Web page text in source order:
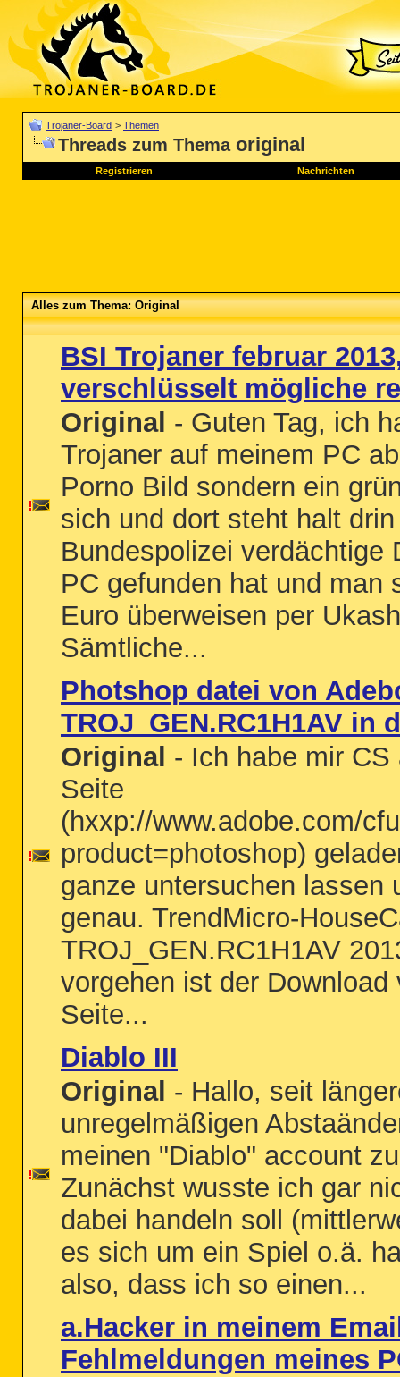
Trojaner-Board > Themen
Threads zum Thema original
Registrieren Nachrichten
Alles zum Thema: Original
BSI Trojaner februar
verschlüsselt mögliche
Original - Guten Tag, ich
Trojaner auf meinem PC
Porno Bild sondern ein
sich und dort steht halt
Bundespolizei verdächtige
PC gefunden hat und man
Euro überweisen per
Sämtliche...
Photshop datei von
TROJ_GEN.RC1H1AV in
Original - Ich habe mir
Seite
(hxxp://www.adobe.com/
product=photoshop)
ganze untersuchen lassen
genau. TrendMicro-
TROJ_GEN.RC1H1AV
vorgehen ist der Download
Seite...
Diablo III
Original - Hallo, seit
unregelmäßigen
meinen "Diablo" account
Zunächst wusste ich gar
dabei handeln soll
es sich um ein Spiel o.ä.
also, dass ich so einen...
a.Hacker in meinem
Fehlmeldungen meines